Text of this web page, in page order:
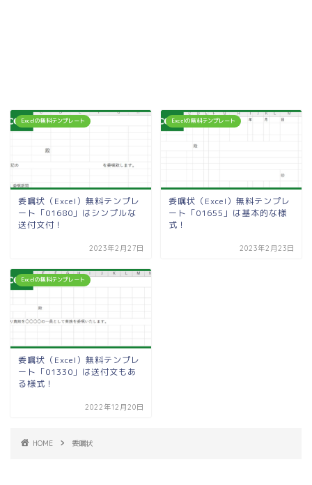
Excelの無料テンプレート
委嘱状（Excel）無料テンプレ
ート「01680」はシンプルな
送付文付！
2023年2月27日
Excelの無料テンプレート
委嘱状（Excel）無料テンプレ
ート「01655」は基本的な様
式！
2023年2月23日
Excelの無料テンプレート
委嘱状（Excel）無料テンプレ
ート「01330」は送付文もあ
る様式！
2022年12月20日
HOME 委嘱状